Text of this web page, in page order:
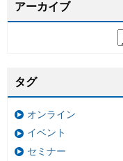
アーカイブ
タグ
オンライン
イベント
セミナー